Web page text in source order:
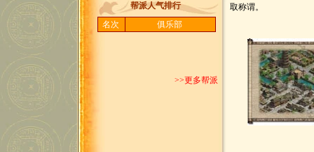
帮派人气排行
名次
俱乐部
>>更多帮派
取称谓。